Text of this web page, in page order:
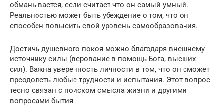
обманывается, если считает что он самый умный.
Реальностью может быть убеждение о том, что он
способен повысить свой уровень самообразования.
Достичь душевного покоя можно благодаря внешнему
источнику силы (верование в помощь Бога, высших
сил). Важна уверенность личности в том, что он сможет
преодолеть любые трудности и испытания. Этот вопрос
тесно связан с поиском смысла жизни и другими
вопросами бытия.